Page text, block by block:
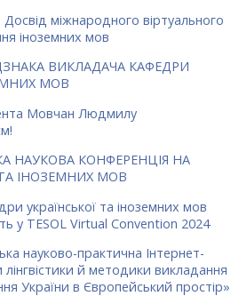
міжнародного віртуального
іноземних мов
ВИКЛАДАЧА КАФЕДРИ
МОВ
Мовчан Людмилу
НАУКОВА КОНФЕРЕНЦІЯ НА
ІНОЗЕМНИХ МОВ
української та іноземних мов
у TESOL Virtual Convention 2024
науково-практична Інтернет-
й методики викладання
України в Європейський простір»